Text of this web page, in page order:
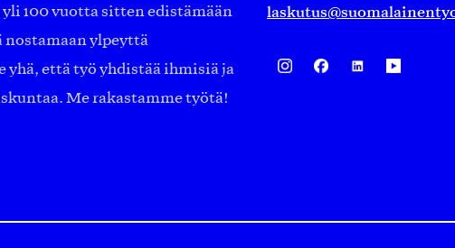
100 vuotta sitten edistämään
nostamaan ylpeyttä
yhä, että työ yhdistää ihmisiä ja
Me rakastamme työtä!